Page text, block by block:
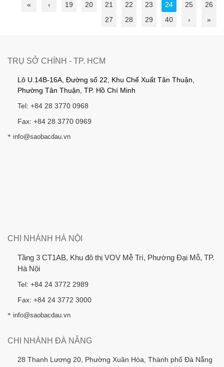
« ‹ 19 20 21 22 23 24 25
26
27
28 29 40 › »
TRỤ SỞ CHÍNH - TP. HCM
Lô U.14B-16A, Đường số 22, Khu Chế Xuất Tân Thuận,
Phường Tân Thuận, TP. Hồ Chí Minh
Tel: +84 28 3770 0968
Fax: +84 28 3770 0969
* info@saobacdau.vn
CHI NHÁNH HÀ NỘI
Tầng 3 CT1AB, Khu đô thị VOV Mễ Trì, Phường Đại Mỗ, TP.
Hà Nội
Tel: +84 24 3772 2989
Fax: +84 24 3772 3000
* info@saobacdau.vn
CHI NHÁNH ĐÀ NẴNG
28 Thanh Lương 20, Phường Xuân Hòa, Thành phố Đà Nẵng